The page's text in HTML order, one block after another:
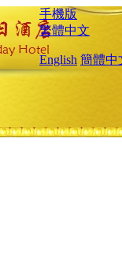
手機版
繁體中文
English 簡體中